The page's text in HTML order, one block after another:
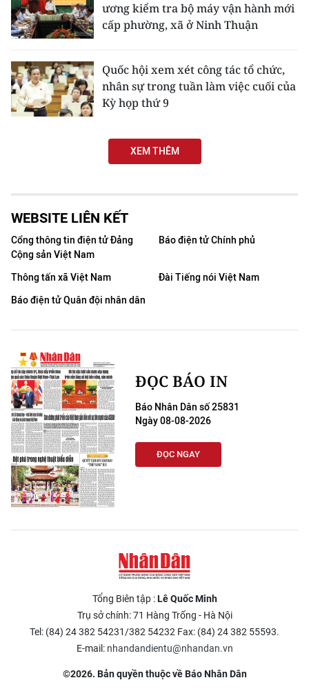
ương kiểm tra bộ máy vận hành mới
cấp phường, xã ở Ninh Thuận
Quốc hội xem xét công tác tổ chức,
nhân sự trong tuần làm việc cuối của
Kỳ họp thứ 9
XEM THÊM
WEBSITE LIÊN KẾT
Cổng thông tin điện tử Đảng
Cộng sản Việt Nam
Báo điện tử Chính phủ
Thông tấn xã Việt Nam
Đài Tiếng nói Việt Nam
Báo điện tử Quân đội nhân dân
ĐỌC BÁO IN
Báo Nhân Dân số 25831
Ngày 08-08-2026
ĐỌC NGAY
Tổng Biên tập :Lê Quốc Minh
Trụ sở chính: 71 Hàng Trống - Hà Nội
Tel: (84) 24 382 54231/382 54232 Fax: (84) 24 382 55593.
E-mail: nhandandientu@nhandan.vn
©2026. Bản quyền thuộc về Báo Nhân Dân